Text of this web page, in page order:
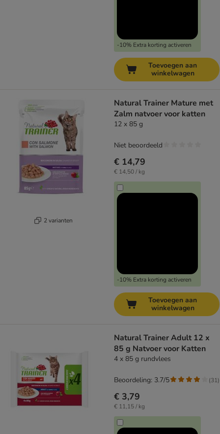
-10% Extra korting activeren
Toevoegen aan
winkelwagen
2 varianten
Natural Trainer Mature met
Zalm natvoer voor katten
12 x 85 g
€ 14,79
€ 14,50 / kg
-10% Extra korting activeren
Niet beoordeeld
Toevoegen aan
winkelwagen
Natural Trainer Adult 12 x
85 g Natvoer voor Katten
4 x 85 g rundvlees
€ 3,79
€ 11,15 / kg
Beoordeling: 3.7/5 (31)